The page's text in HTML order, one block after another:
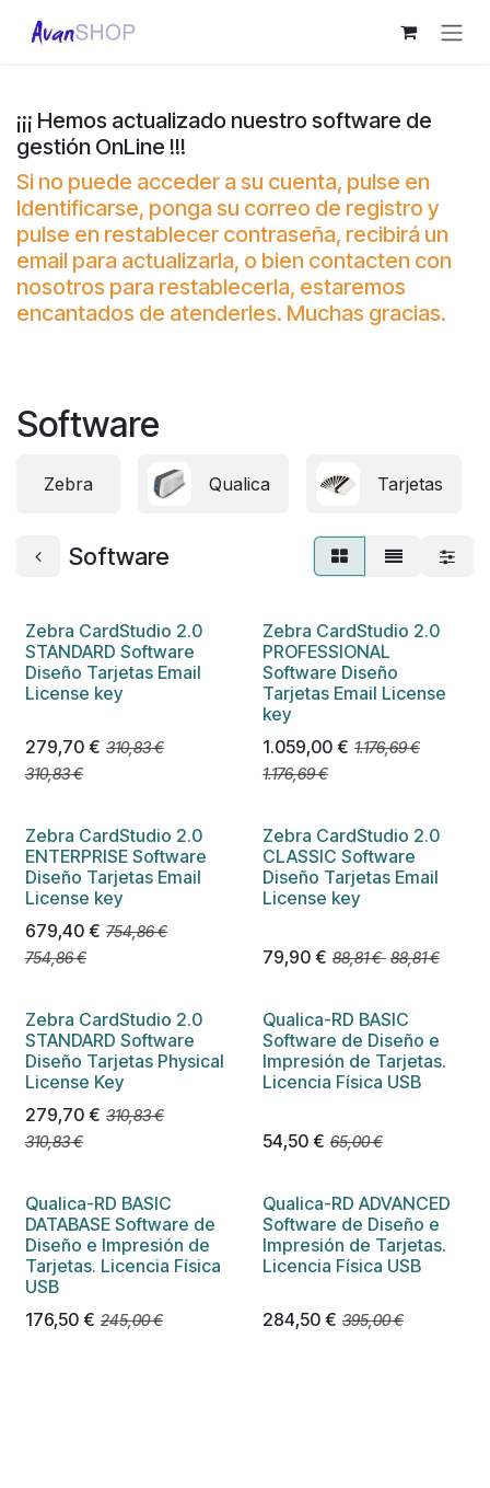
¡¡¡ Hemos actualizado nuestro software de
gestión OnLine !!!
Si no puede acceder a su cuenta, pulse en
Identificarse, ponga su correo de registro y
pulse en restablecer contraseña, recibirá un
email para actualizarla, o bien contacten con
nosotros para restablecerla, estaremos
encantados de atenderles. Muchas gracias.
Software
Zebra Qualica Tarjetas
Software
Zebra CardStudio 2.0
STANDARD Software
Diseño Tarjetas Email
License key
279,70 € 310,83€
310,83€
Zebra CardStudio 2.0
PROFESSIONAL
Software Diseño
Tarjetas Email License
key
1.059,00€ 1.176,69€
1.176,69€
Zebra CardStudio 2.0
ENTERPRISE Software
Diseño Tarjetas Email
License key
679,40 € 754,86€
754,86€
Zebra CardStudio 2.0
CLASSIC Software
Diseño Tarjetas Email
License key
79,90€ 88,81€ 88,81€
Zebra CardStudio 2.0
STANDARD Software
Diseño Tarjetas Physical
License Key
279,70 € 310,83€
310,83€
Qualica-RD BASIC
Software de Diseño e
Impresión de Tarjetas.
Licencia Física USB
54,50€ 65,00€
Qualica-RD BASIC
DATABASE Software de
Diseño e Impresión de
Tarjetas. Licencia Física
USB
176,50 € 245,00€
Qualica-RD ADVANCED
Software de Diseño e
Impresión de Tarjetas.
Licencia Física USB
284,50€ 395,00€